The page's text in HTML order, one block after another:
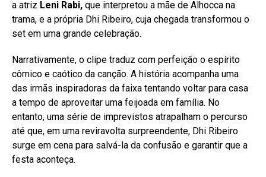
a atriz Leni Rabi, que interpretou a mãe de Alhocca na
trama, e a própria Dhi Ribeiro, cuja chegada transformou o
set em uma grande celebração.
Narrativamente, o clipe traduz com perfeição o espírito
cômico e caótico da canção. A história acompanha uma
das irmãs inspiradoras da faixa tentando voltar para casa
a tempo de aproveitar uma feijoada em família. No
entanto, uma série de imprevistos atrapalham o percurso
até que, em uma reviravolta surpreendente, Dhi Ribeiro
surge em cena para salvá-la da confusão e garantir que a
festa aconteça.